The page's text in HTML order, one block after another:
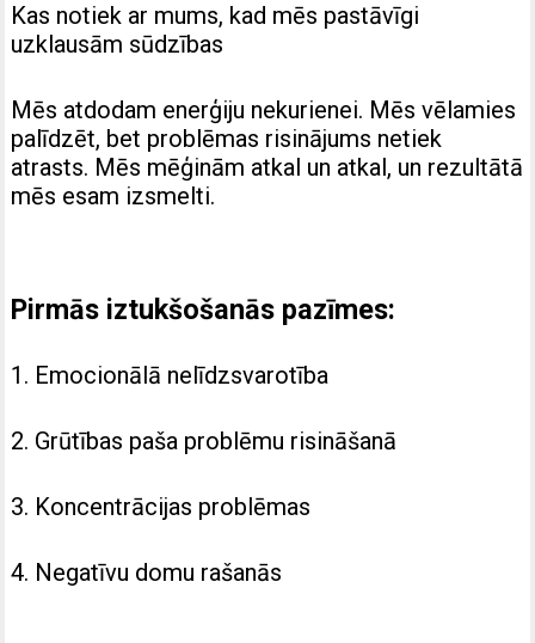
Kas notiek ar mums, kad mēs pastāvīgi
uzklausām sūdzības
Mēs atdodam enerģiju nekurienei. Mēs vēlamies
palīdzēt, bet problēmas risinājums netiek
atrasts. Mēs mēģinām atkal un atkal, un rezultātā
mēs esam izsmelti.
Pirmās iztukšošanās pazīmes:
1. Emocionālā nelīdzsvarotība
2. Grūtības paša problēmu risināšanā
3. Koncentrācijas problēmas
4. Negatīvu domu rašanās